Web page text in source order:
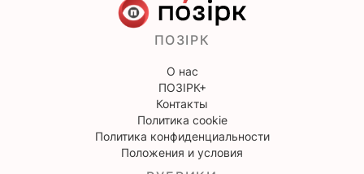
ПОЗІРК
О нас
ПОЗІРК+
Контакты
Политика cookie
Политика конфиденциальности
Положения и условия